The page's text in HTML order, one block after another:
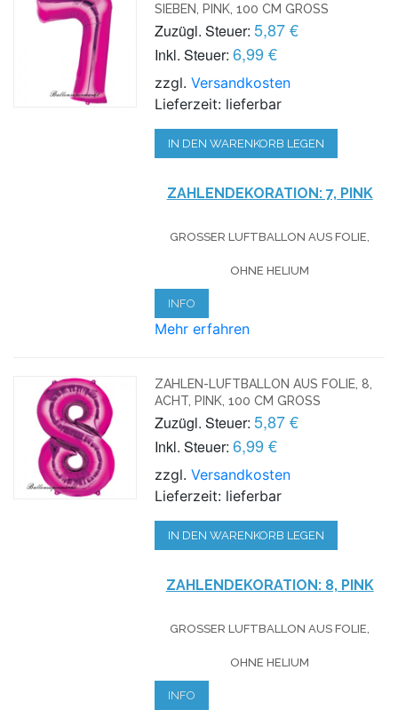
SIEBEN, PINK, 100 CM GROSS
Zuzügl. Steuer: 5,87 €
Inkl. Steuer: 6,99 €
zzgl.Versandkosten
Lieferzeit: lieferbar
IN DEN WARENKORB LEGEN
ZAHLENDEKORATION: 7, PINK
GROSSER LUFTBALLON AUS FOLIE, O
HNE HELIUM
INFO
Mehr erfahren
ZAHLEN-LUFTBALLON AUS FOLIE, 8,
ACHT, PINK, 100 CM GROSS
Zuzügl. Steuer: 5,87 €
Inkl. Steuer: 6,99 €
zzgl.Versandkosten
Lieferzeit: lieferbar
IN DEN WARENKORB LEGEN
ZAHLENDEKORATION: 8, PINK
GROSSER LUFTBALLON AUS FOLIE, O
HNE HELIUM
INFO